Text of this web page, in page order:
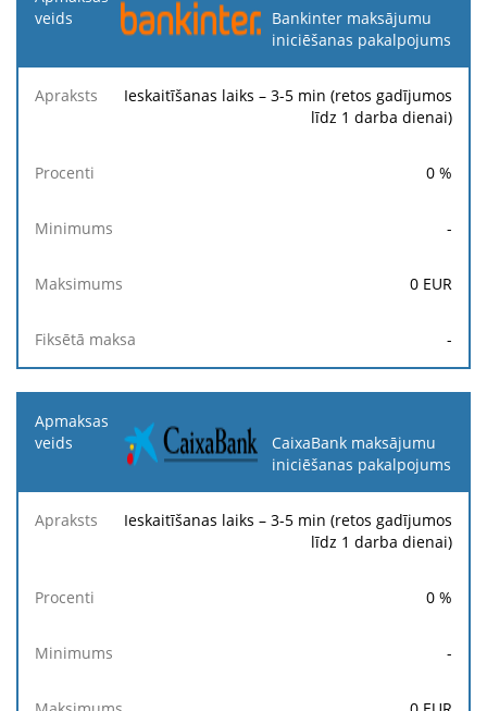
Bankinter maksājumu
iniciēšanas pakalpojums
Ieskaitīšanas laiks – 3-5 min (retos gadījumos
līdz 1 darba dienai)
0 %
-
0 EUR
-
CaixaBank maksājumu
iniciēšanas pakalpojums
Ieskaitīšanas laiks – 3-5 min (retos gadījumos
līdz 1 darba dienai)
0 %
-